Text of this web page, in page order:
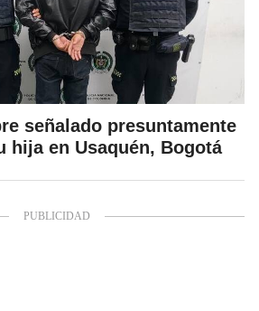
señalado presuntamente
hija en Usaquén, Bogotá